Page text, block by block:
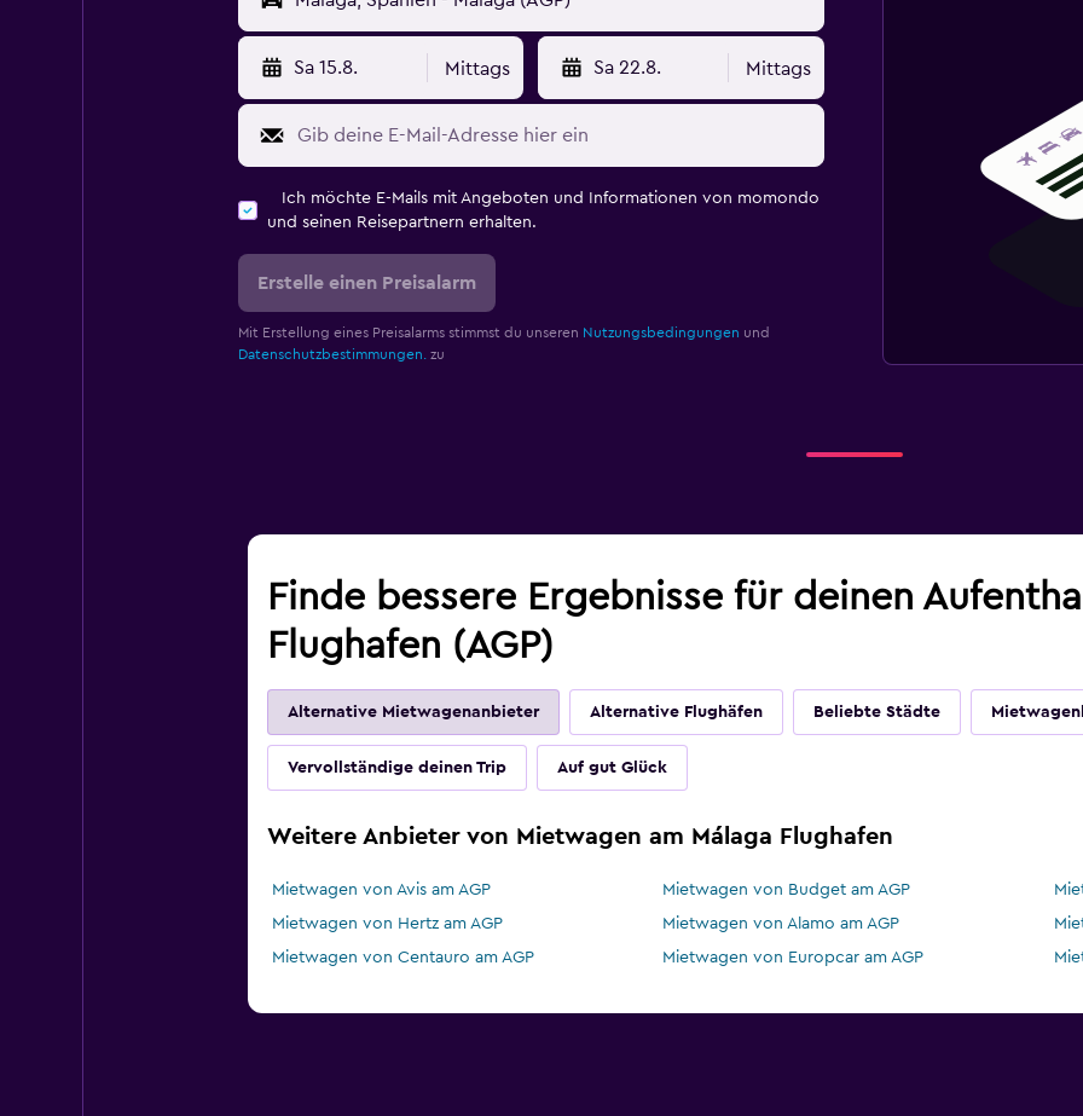
Sa 15.8. Mittags Sa 22.8. Mittags
Ich möchte E-Mails mit Angeboten und Informationen von momondo
und seinen Reisepartnern erhalten.
Erstelle einen Preisalarm
Mit Erstellung eines Preisalarms stimmst du unseren Nutzungsbedingungen und
Datenschutzbestimmungen.zu
Finde bessere Ergebnisse für deinen
Flughafen (AGP)
Alternative Mietwagenanbieter Alternative Flughäfen Beliebte Städte
Vervollständige deinen Trip Auf gut Glück
Weitere Anbieter von Mietwagen am Málaga Flughafen
Mietwagen von Avis am AGP Mietwagen von Budget am AGP
Mietwagen von Hertz am AGP
Mietwagen von Alamo am AGP
Mietwagen von Centauro am AGP
Mietwagen von Europcar am AGP